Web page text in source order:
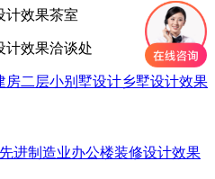
房二层小别墅设计乡墅设计效果